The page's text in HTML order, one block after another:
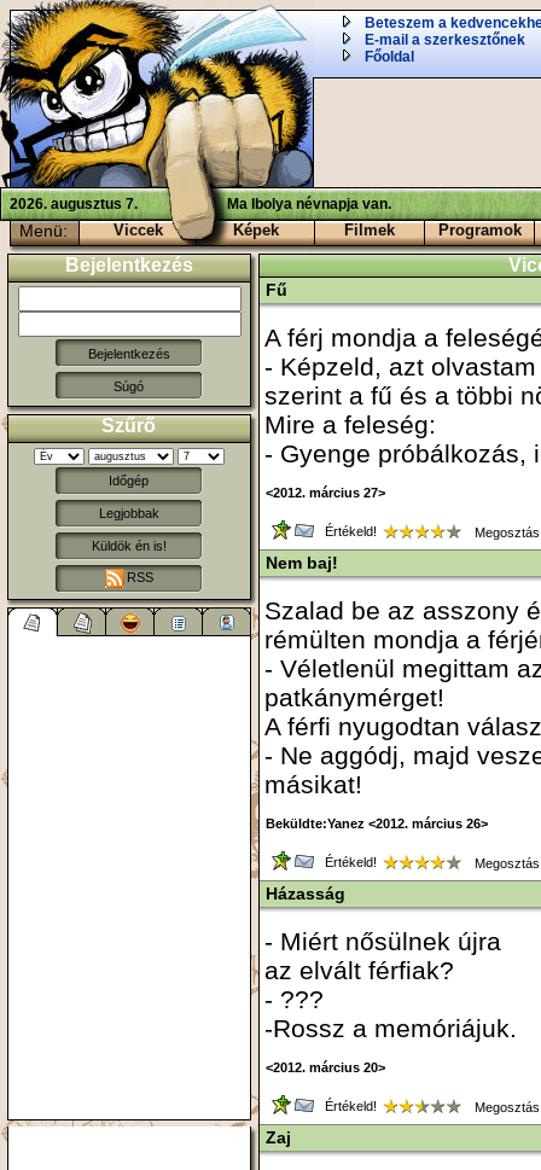
Beteszem a
E-mail a szerkesztőnek
Főoldal
2026. augusztus 7. Ma Ibolya névnapja van.
Menü: Viccek Képek Filmek Programok
Bejelentkezés
Súgó
Szűrő
Időgép
Legjobbak
Küldök én is!
RSS
Fű
A férj mondja a
- Képzeld, azt
szerint a fű és a többi
Mire a feleség:
- Gyenge próbálkozás,
<2012. március 27>
Értékeld!
Nem baj!
Szalad be az asszony
rémülten mondja a
- Véletlenül megittam
patkánymérget!
A férfi nyugodtan
- Ne aggódj, majd
másikat!
Beküldte:Yanez <2012. március 26>
Értékeld!
Házasság
- Miért nősülnek újra
az elvált férfiak?
- ???
-Rossz a memóriájuk.
<2012. március 20>
Értékeld!
Zaj